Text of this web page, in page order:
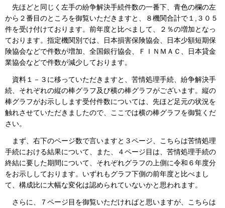
先ほどと同じく左手の紛争解決手続件数の一番下、青色の欄の左
から２番目のところを御覧いただきますと、８機関合計で１,３０５
件を受け付けております。前年度と比べまして、２％の増加となっ
ております。指定機関別では、日本損害保険協会、日本少額短期保
険協会などで件数が増加、全国銀行協会、ＦＩＮＭＡＣ、日本貸金
業協会などで件数が減少しております。
資料１－３に移っていただきますと、苦情処理手続、紛争解決手
続、それぞれの縦の棒グラフ及び横の棒グラフがございます。縦の
棒グラフがお示しします受付件数については、先ほど足元の状況を
触れさせていただきましたので、ここでは横の棒グラフを御覧くだ
さい。
まず、右下のページ数で言いますと３ページ、こちらは苦情処理
手続における結果について、また、４ページ目は、苦情処理手続の
終結に要した期間について、それぞれグラフの上側に令和６年度分
をお示ししております。いずれもグラフ下側の前年度と比べまし
て、構成比に大幅な変化は認められていないかと思われます。
さらに、７ページ目を御覧いただければと思いますが、こちらは